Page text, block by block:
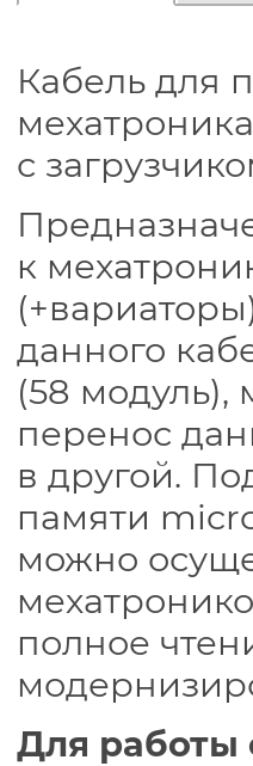
Кабель для
с
к
данного
(58
перенос
в другой.
памяти
можно
полное
Для